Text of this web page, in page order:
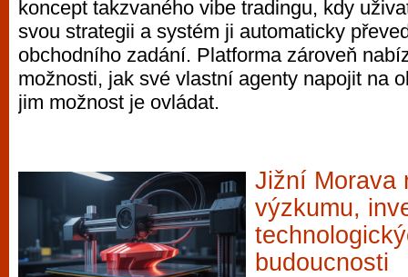
koncept takzvaného vibe tradingu, kdy
svou strategii a systém ji automaticky
obchodního zadání. Platforma zároveň
možnosti, jak své vlastní agenty napojit na
jim možnost je ovládat.
Jižní Morava
výzkumu,
budoucnosti